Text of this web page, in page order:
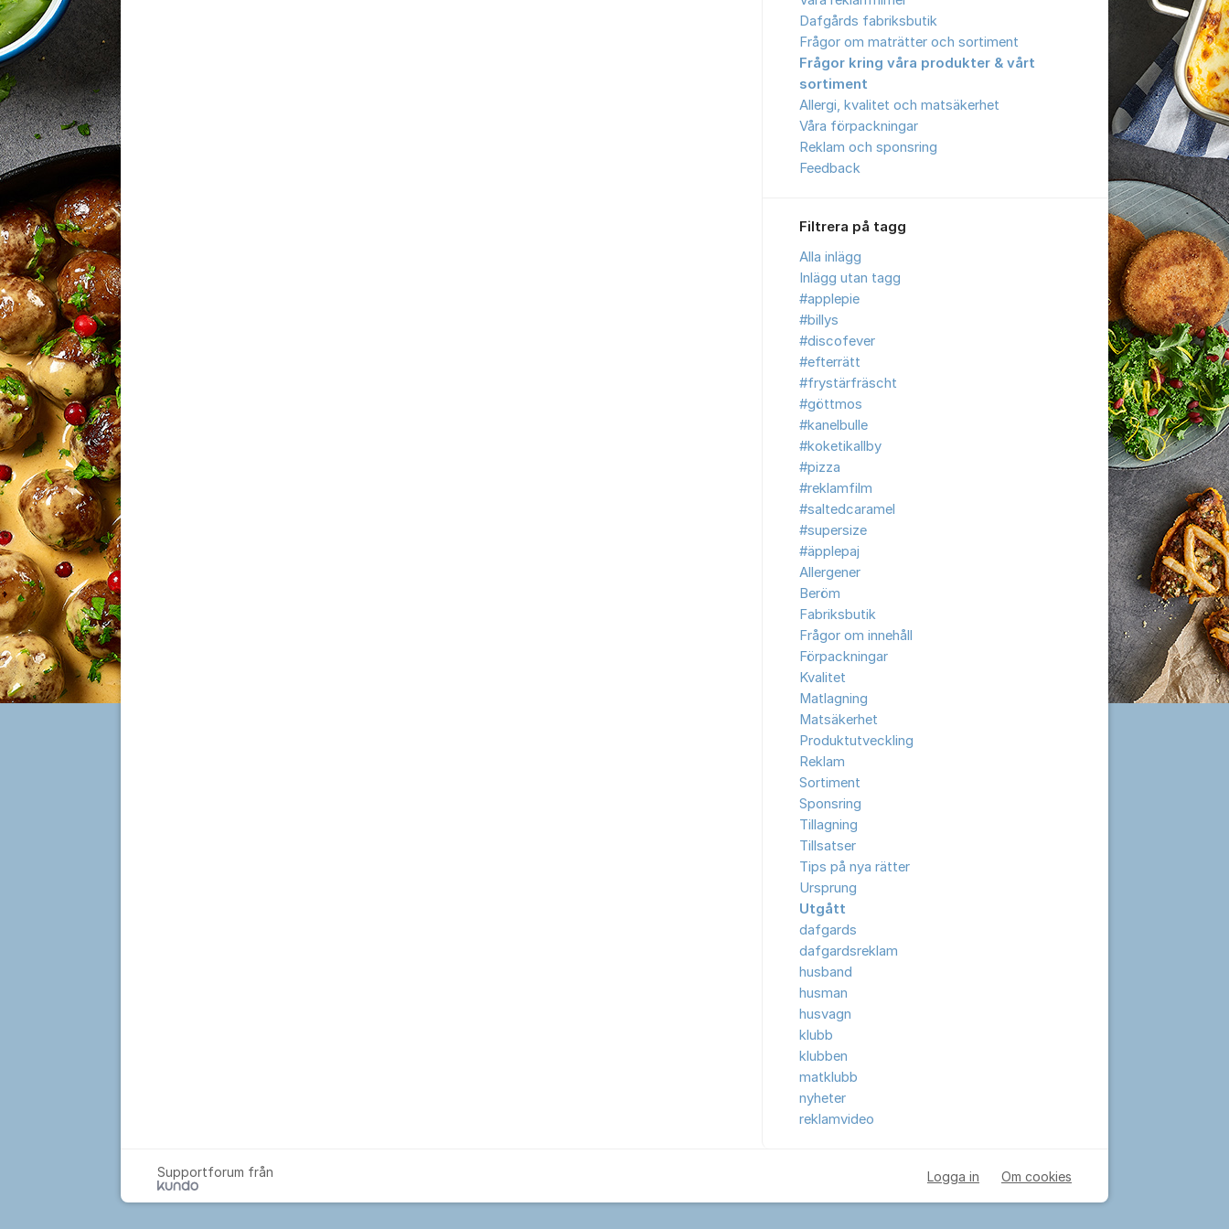
Dafgårds fabriksbutik
Frågor om maträtter och sortiment
Frågor kring våra produkter & vårt
sortiment
Allergi, kvalitet och matsäkerhet
Våra förpackningar
Reklam och sponsring
Feedback
Filtrera på tagg
Alla inlägg
Inlägg utan tagg
#applepie
#billys
#discofever
#efterrätt
#frystärfräscht
#göttmos
#kanelbulle
#koketikallby
#pizza
#reklamfilm
#saltedcaramel
#supersize
#äpplepaj
Allergener
Beröm
Fabriksbutik
Frågor om innehåll
Förpackningar
Kvalitet
Matlagning
Matsäkerhet
Produktutveckling
Reklam
Sortiment
Sponsring
Tillagning
Tillsatser
Tips på nya rätter
Ursprung
Utgått
dafgards
dafgardsreklam
husband
husman
husvagn
klubb
klubben
matklubb
nyheter
reklamvideo
Supportforum från Logga in Om cookies